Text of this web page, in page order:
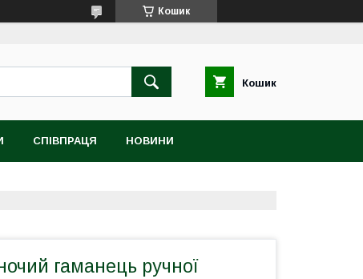
Кошик
Кошик
СПІВПРАЦЯ НОВИНИ
гаманець ручної